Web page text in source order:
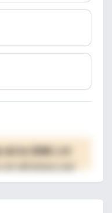
chỉ từ 250K )
tiết không giới